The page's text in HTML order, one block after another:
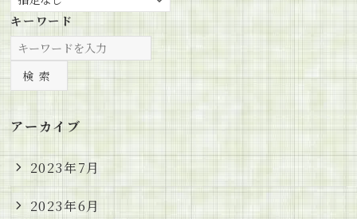
キーワード
検索
アーカイブ
2023年7月
2023年6月